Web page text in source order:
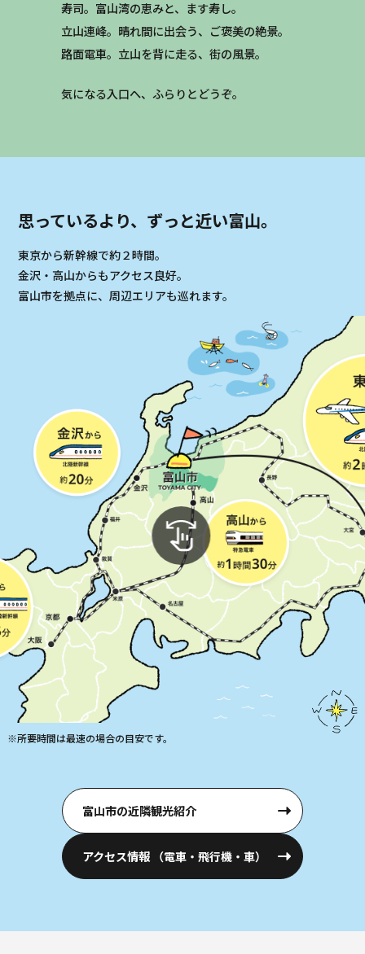
寿司。富山湾の恵みと、ます寿し。
立山連峰。晴れ間に出会う、ご褒美の絶景。
路面電車。立山を背に走る、街の風景。
気になる入口へ、ふらりとどうぞ。
思っているより、ずっと近い富山。
東京から新幹線で約２時間。
金沢・高山からもアクセス良好。
富山市を拠点に、周辺エリアも巡れます。
富山市の近隣観光紹介
アクセス情報 （電車・飛行機・車）